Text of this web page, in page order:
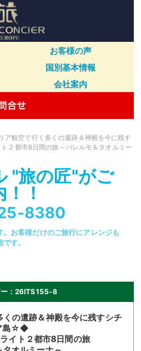
お客様の声
国別基本情報
会社案内
航空で行く多くの遺跡＆神殿を今に残す
２都市8日間の旅～パレルモ＆タオルミー
"旅の匠"がご
！
8380
お客様だけのご旅行にアレンジも
です。
ー：26ITS155-8
の遺跡＆神殿を今に残すシチ
島☆◆
イト２都市8日間の旅